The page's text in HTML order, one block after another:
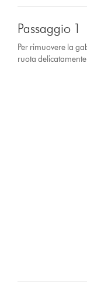
Passaggio 1
Per rimuovere la
ruota